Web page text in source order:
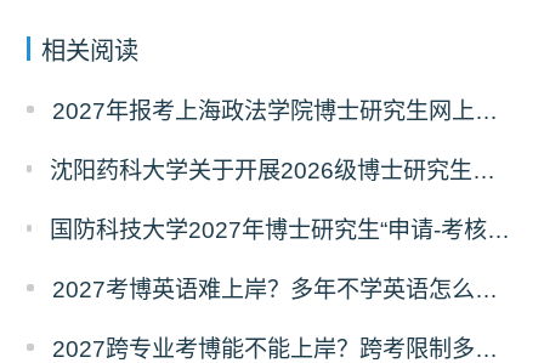
相关阅读
2027年报考上海政法学院博士研究生网上报名公告
沈阳药科大学关于开展2026级博士研究生录取后信息采集及档案调取等相关工作的通知
国防科技大学2027年博士研究生“申请-考核”制招生专业基础笔试考试大纲
2027考博英语难上岸？多年不学英语怎么备考？
2027跨专业考博能不能上岸？跨考限制多不多？